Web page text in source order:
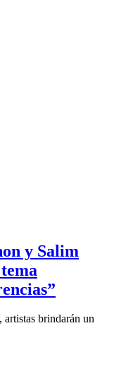
y Salim
artistas brindarán un